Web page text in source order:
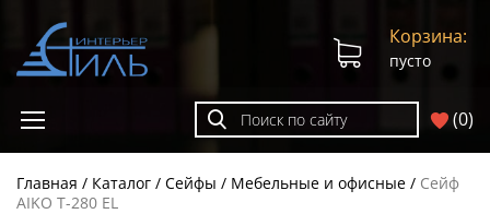
(0)
Корзина:
пусто
Главная Каталог Сейфы Мебельные и офисные
Сейф
AIKO Т-280 EL